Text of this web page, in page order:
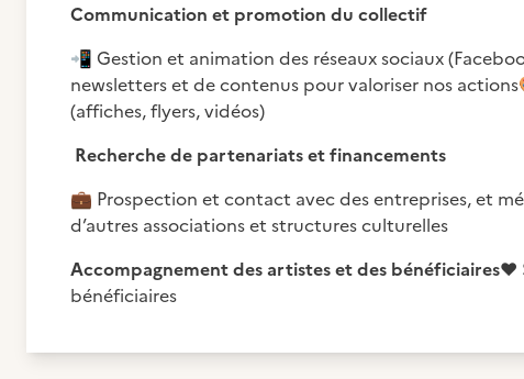
Communication et promotion du collectif
📲 Gestion et animation des réseaux sociaux
newsletters et de contenus pour valoriser nos actions
(affiches, flyers, vidéos)
Recherche de partenariats et financements
💼 Prospection et contact avec des entreprises, et
d’autres associations et structures culturelles
Accompagnement des artistes et des bénéficiaires❤️
bénéficiaires